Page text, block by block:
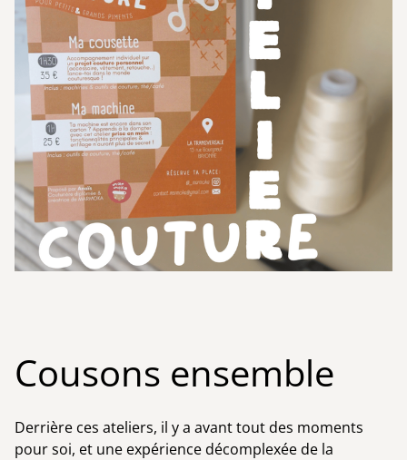
Cousons ensemble
Derrière ces ateliers, il y a avant tout des moments
pour soi, et une expérience décomplexée de la